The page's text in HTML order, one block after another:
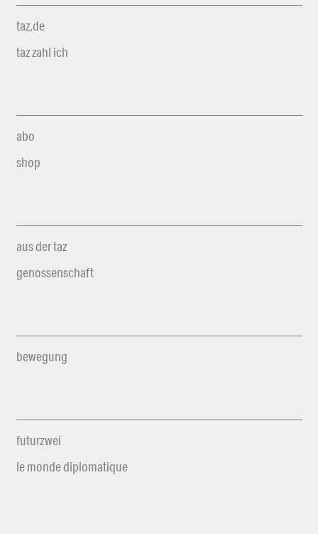
taz.de
taz zahl ich
abo
shop
aus der taz
genossenschaft
bewegung
futurzwei
le monde diplomatique